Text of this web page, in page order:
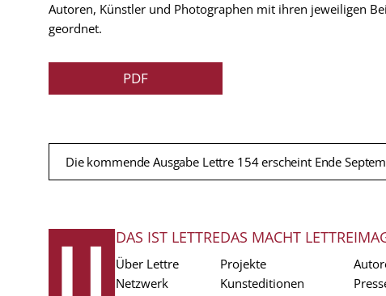
Autoren, Künstler und Photographen mit ihren jeweiligen
geordnet.
PDF
Die kommende Ausgabe Lettre 154 erscheint Ende
FUSSZEILE
DAS IST LETTRE
Über Lettre
Netzwerk
DAS MACHT LETTRE
Projekte
Kunsteditionen